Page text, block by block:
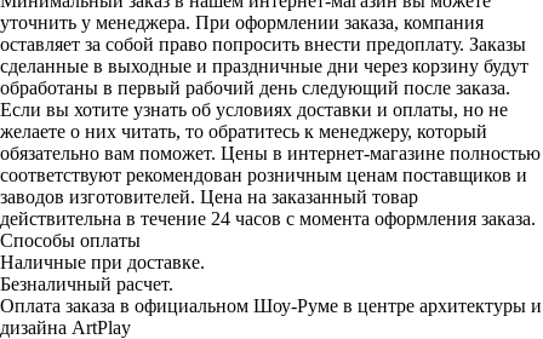
уточнить у менеджера. При оформлении заказа, компания
оставляет за собой право попросить внести предоплату. Заказы
сделанные в выходные и праздничные дни через корзину будут
обработаны в первый рабочий день следующий после заказа.
Если вы хотите узнать об условиях доставки и оплаты, но не
желаете о них читать, то обратитесь к менеджеру, который
обязательно вам поможет. Цены в интернет-магазине полностью
соответствуют рекомендован розничным ценам поставщиков и
заводов изготовителей. Цена на заказанный товар
действительна в течение 24 часов с момента оформления заказа.
Способы оплаты
Наличные при доставке.
Безналичный расчет.
Оплата заказа в официальном Шоу-Руме в центре архитектуры и
дизайна ArtPlay